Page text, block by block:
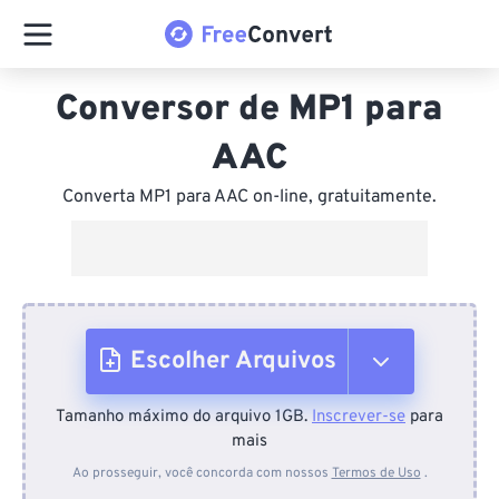
Conversor de MP1 para
AAC
Converta MP1 para AAC on-line, gratuitamente.
Escolher Arquivos
Do dispositivo
Tamanho máximo do arquivo 1GB. Inscrever-se para
mais
Ao prosseguir, você concorda com nossos Termos de Uso .